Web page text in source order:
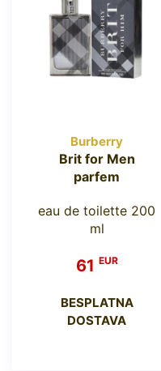
Burberry
Brit for Men
parfem
eau de toilette 200
ml
61 EUR
BESPLATNA
DOSTAVA